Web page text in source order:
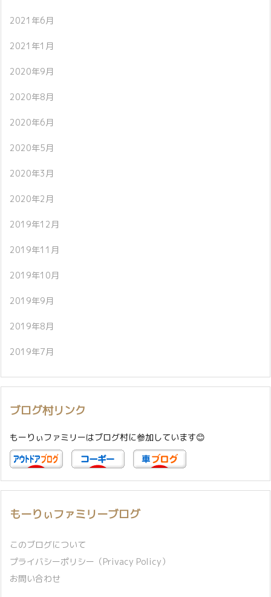
2021年6月
2021年1月
2020年9月
2020年8月
2020年6月
2020年5月
2020年3月
2020年2月
2019年12月
2019年11月
2019年10月
2019年9月
2019年8月
2019年7月
ブログ村リンク
もーりぃファミリーはブログ村に参加しています😊
もーりぃファミリーブログ
このブログについて
プライバシーポリシー（Privacy Policy）
お問い合わせ